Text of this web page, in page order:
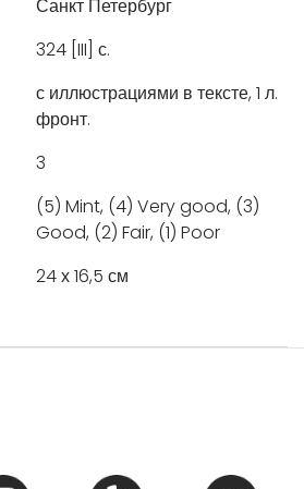
Санкт Петербург
324 [III] с.
с иллюстрациями в тексте, 1 л.
фронт.
3
(5) Mint, (4) Very good, (3)
Good, (2) Fair, (1) Poor
24 х 16,5 см